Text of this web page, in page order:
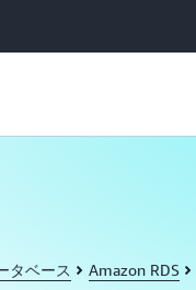
タベース Amazon RDS